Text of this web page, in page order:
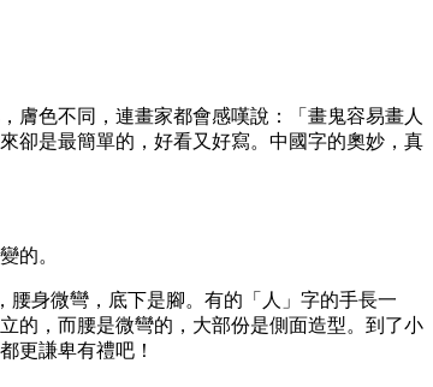
膚色不同，連畫家都會感嘆說：「畫鬼容易畫人
卻是最簡單的，好看又好寫。中國字的奧妙，真
的。
身微彎，底下是腳。有的「人」字的手長一
的，而腰是微彎的，大部份是側面造型。到了小
更謙卑有禮吧！